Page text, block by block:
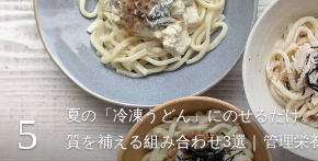
5
夏の「冷凍うどん」にのせるだけ
質を補える組み合わせ3選｜管理栄